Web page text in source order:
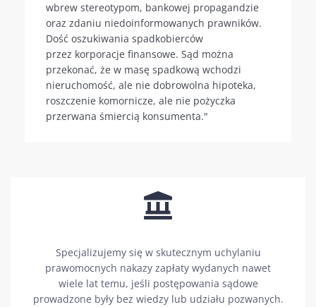
wbrew stereotypom, bankowej propagandzie
oraz zdaniu niedoinformowanych prawników.
Dość oszukiwania spadkobierców
przez korporacje finansowe. Sąd można
przekonać, że w masę spadkową wchodzi
nieruchomość, ale nie dobrowolna hipoteka,
roszczenie komornicze, ale nie pożyczka
przerwana śmiercią konsumenta."
Specjalizujemy się w skutecznym uchylaniu
prawomocnych nakazy zapłaty wydanych nawet
wiele lat temu, jeśli postępowania sądowe
prowadzone były bez wiedzy lub udziału pozwanych.